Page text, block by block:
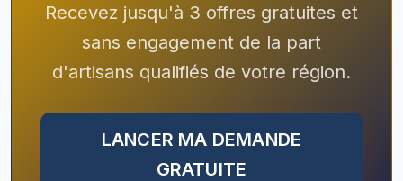
Recevez jusqu'à 3 offres gratuites et
sans engagement de la part
d'artisans qualifiés de votre région.
LANCER MA DEMANDE
GRATUITE